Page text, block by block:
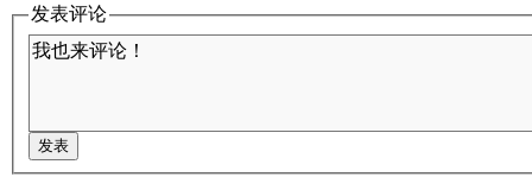
发表评论